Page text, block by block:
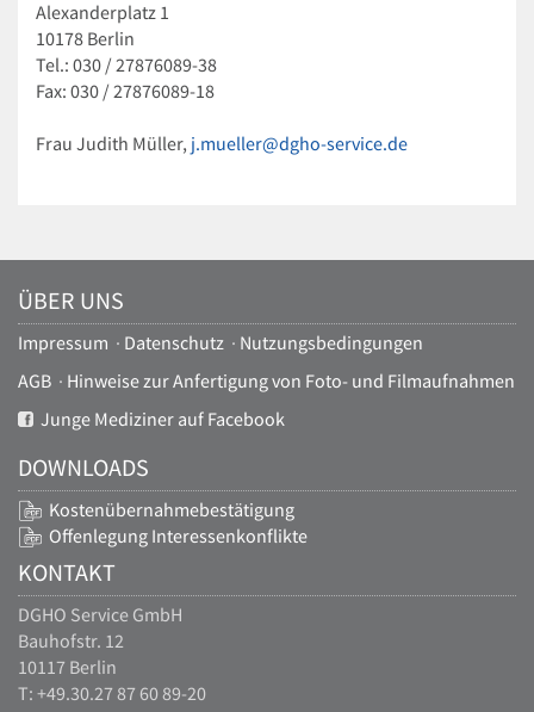
Alexanderplatz 1
10178 Berlin
Tel.: 030 / 27876089-38
Fax: 030 / 27876089-18
Frau Judith Müller, j.mueller@dgho-service.de
ÜBER UNS
Impressum · Datenschutz · Nutzungsbedingungen
AGB · Hinweise zur Anfertigung von Foto- und Filmaufnahmen
Junge Mediziner auf Facebook
DOWNLOADS
Kostenübernahmebestätigung
Offenlegung Interessenkonflikte
KONTAKT
DGHO Service GmbH
Bauhofstr. 12
10117 Berlin
T: +49.30.27 87 60 89-20